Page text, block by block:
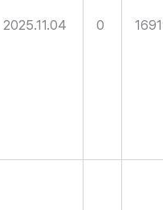
2025.11.04 0